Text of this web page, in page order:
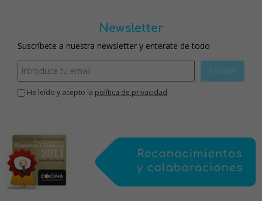
Newsletter
Suscríbete a nuestra newsletter y enterate de todo
ENVIAR
He leído y acepto la política de privacidad